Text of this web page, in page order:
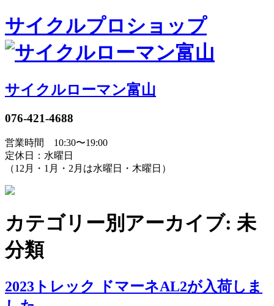
サイクルプロショップ
サイクルローマン富山
076-421-4688
営業時間 10:30〜19:00
定休日：水曜日
（12月・1月・2月は水曜日・木曜日）
カテゴリー別アーカイブ: 未
分類
2023トレック ドマーネAL2が入荷しま